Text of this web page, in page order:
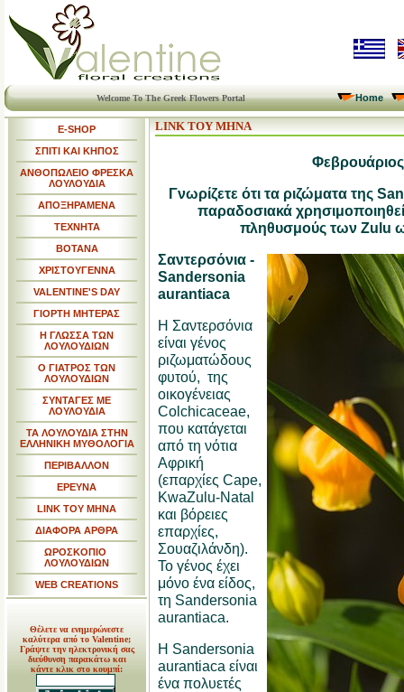
Welcome To The Greek Flowers Portal Home
E-SHOP
ΣΠΙΤΙ ΚΑΙ ΚΗΠΟΣ
ΑΝΘΟΠΩΛΕΙΟ ΦΡΕΣΚΑ
ΛΟΥΛΟΥΔΙΑ
ΑΠΟΞΗΡΑΜΕΝΑ
ΤΕΧΝΗΤΑ
ΒΟΤΑΝΑ
ΧΡΙΣΤΟΥΓΕΝΝΑ
VALENTINE'S DAY
ΓΙΟΡΤΗ ΜΗΤΕΡΑΣ
Η ΓΛΩΣΣΑ ΤΩΝ
ΛΟΥΛΟΥΔΙΩΝ
Ο ΓΙΑΤΡΟΣ ΤΩΝ
ΛΟΥΛΟΥΔΙΩΝ
ΣΥΝΤΑΓΕΣ ΜΕ
ΛΟΥΛΟΥΔΙΑ
ΤΑ ΛΟΥΛΟΥΔΙΑ ΣΤΗΝ
ΕΛΛΗΝΙΚΗ ΜΥΘΟΛΟΓΙΑ
ΠΕΡΙΒΑΛΛΟΝ
ΕΡΕΥΝΑ
LINK TOY MHNA
ΔΙΑΦΟΡΑ ΑΡΘΡΑ
ΩΡΟΣΚΟΠΙΟ
ΛΟΥΛΟΥΔΙΩΝ
WEB CREATIONS
Θέλετε να ενημερώνεστε
καλύτερα από το Valentine;
Γράψτε την ηλεκτρονική σας
διεύθυνση παρακάτω και
κάντε κλικ στο κουμπί:
LINK ΤΟΥ ΜΗΝΑ
Γνωρίζετε ότι τα ριζώματα της
παραδοσιακά
πληθυσμούς των Zulu
Σαντερσόνια -
Sandersonia
aurantiaca
Η Σαντερσόνια
είναι γένος
ριζωματώδους
φυτού, της
οικογένειας
Colchicaceae,
που κατάγεται
από τη νότια
Αφρική
(επαρχίες Cape,
KwaZulu-Natal
και βόρειες
επαρχίες,
Σουαζιλάνδη).
Το γένος έχει
μόνο ένα είδος,
τη Sandersonia
aurantiaca.
Η Sandersonia
aurantiaca είναι
ένα πολυετές